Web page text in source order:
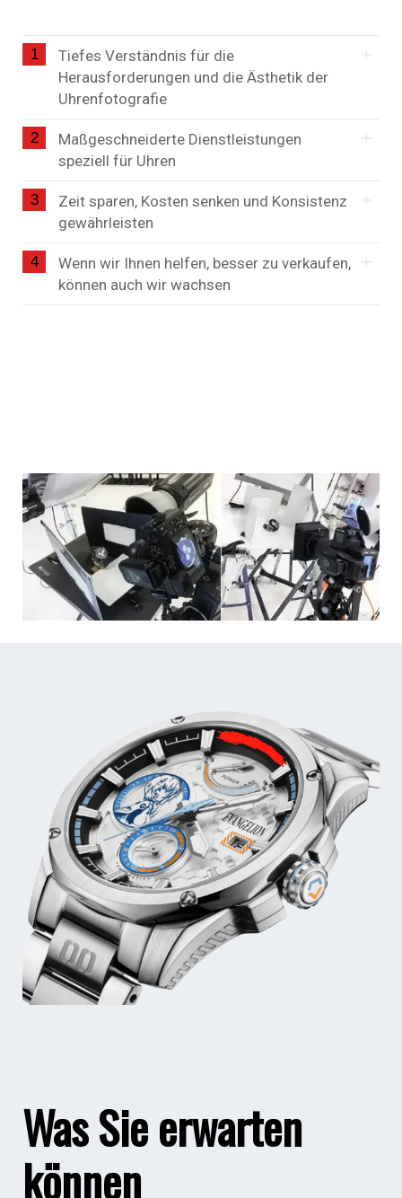
1
Tiefes Verständnis für die
Herausforderungen und die Ästhetik der
Uhrenfotografie
2
Maßgeschneiderte Dienstleistungen
speziell für Uhren
3
Zeit sparen, Kosten senken und Konsistenz
gewährleisten
4
Wenn wir Ihnen helfen, besser zu verkaufen,
können auch wir wachsen
Was Sie erwarten
können